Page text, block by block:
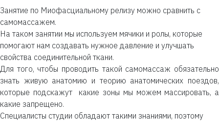
Занятие по Миофасциальному релизу можно сравнить с
самомассажем.
На таком занятии мы используем мячики и ролы, которые
помогают нам создавать нужное давление и улучшать
свойства соединительной ткани.
Для того, чтобы проводить такой самомассаж обязательно
знать живую анатомию и теорию анатомических поездов,
которые подскажут какие зоны мы можем массировать, а
какие запрещено.
Специалисты студии обладают такими знаниями, поэтому